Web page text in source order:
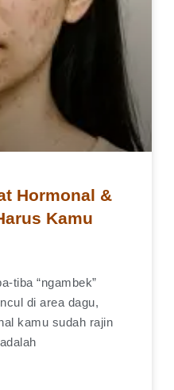
Hormonal &
Kamu
tiba “ngambek”
di area dagu,
kamu sudah rajin